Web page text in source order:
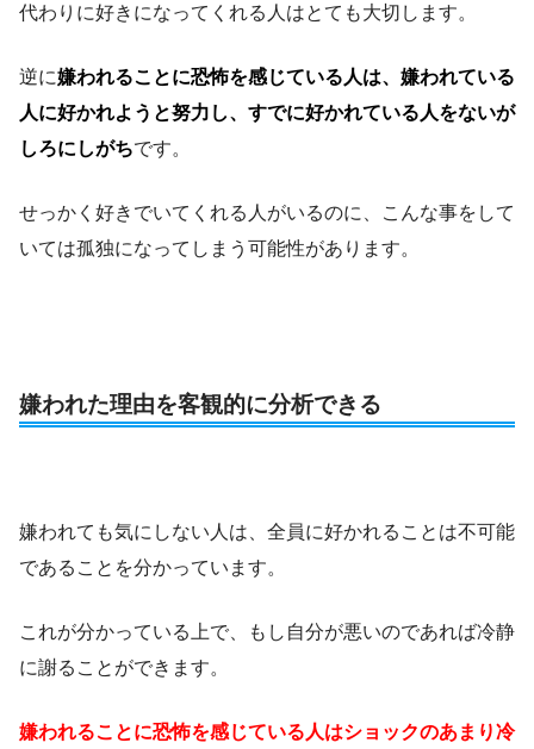
代わりに好きになってくれる人はとても大切します。
逆に嫌われることに恐怖を感じている人は、嫌われている
人に好かれようと努力し、すでに好かれている人をないが
しろにしがちです。
せっかく好きでいてくれる人がいるのに、こんな事をして
いては孤独になってしまう可能性があります。
嫌われた理由を客観的に分析できる
嫌われても気にしない人は、全員に好かれることは不可能
であることを分かっています。
これが分かっている上で、もし自分が悪いのであれば冷静
に謝ることができます。
嫌われることに恐怖を感じている人はショックのあまり冷